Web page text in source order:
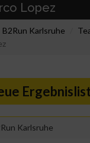
Lopez
B2Run Karlsruhe
Karlsruhe